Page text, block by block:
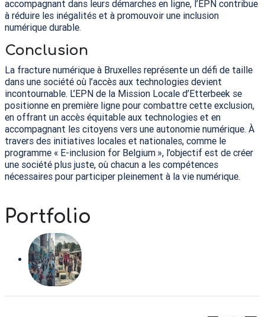
accompagnant dans leurs démarches en ligne, l’EPN contribue
à réduire les inégalités et à promouvoir une inclusion
numérique durable.
Conclusion
La fracture numérique à Bruxelles représente un défi de taille
dans une société où l’accès aux technologies devient
incontournable. L’EPN de la Mission Locale d’Etterbeek se
positionne en première ligne pour combattre cette exclusion,
en offrant un accès équitable aux technologies et en
accompagnant les citoyens vers une autonomie numérique. À
travers des initiatives locales et nationales, comme le
programme « E-inclusion for Belgium », l’objectif est de créer
une société plus juste, où chacun a les compétences
nécessaires pour participer pleinement à la vie numérique.
Portfolio